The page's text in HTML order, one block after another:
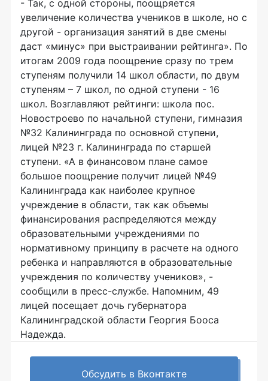
- Так, с одной стороны, поощряется
увеличение количества учеников в школе, но с
другой - организация занятий в две смены
даст «минус» при выстраивании рейтинга». По
итогам 2009 года поощрение сразу по трем
ступеням получили 14 школ области, по двум
ступеням – 7 школ, по одной ступени - 16
школ. Возглавляют рейтинги: школа пос.
Новостроево по начальной ступени, гимназия
№32 Калининграда по основной ступени,
лицей №23 г. Калининграда по старшей
ступени. «А в финансовом плане самое
большое поощрение получит лицей №49
Калининграда как наиболее крупное
учреждение в области, так как объемы
финансирования распределяются между
образовательными учреждениями по
нормативному принципу в расчете на одного
ребенка и направляются в образовательные
учреждения по количеству учеников», -
сообщили в пресс-службе. Напомним, 49
лицей посещает дочь губернатора
Калининградской области Георгия Бооса
Надежда.
Обсудить в Вконтакте